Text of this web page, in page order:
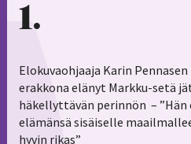
1
Elokuvaohjaaja Karin Pennasen
erakkona elänyt Markku-setä
häkellyttävän perinnön –
elämänsä sisäiselle
hyvin rikas”